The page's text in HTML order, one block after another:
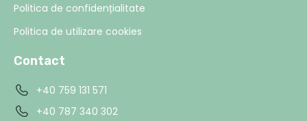
Politica de confidențialitate
Politica de utilizare cookies
Contact
+40 759 131 571
+40 787 340 302